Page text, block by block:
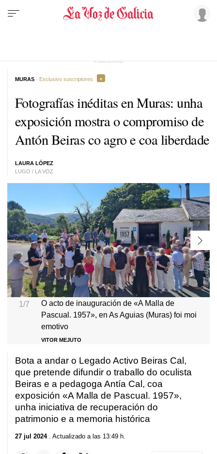
Fotografías inéditas en Muras: unha
exposición mostra o compromiso de
Antón Beiras co agro e coa liberdade
LAURA LÓPEZ
LUGO / LA VOZ
MURAS · Exclusivo suscriptores
1/7
O acto de inauguración de «A Malla de
Pascual. 1957», en As Aguias (Muras) foi moi
emotivo
VITOR MEJUTO
Bota a andar o Legado Activo Beiras Cal,
que pretende difundir o traballo do oculista
Beiras e a pedagoga Antía Cal, coa
exposición «A Malla de Pascual. 1957»,
unha iniciativa de recuperación do
patrimonio e a memoria histórica
27 jul 2024. Actualizado a las 13:49 h.